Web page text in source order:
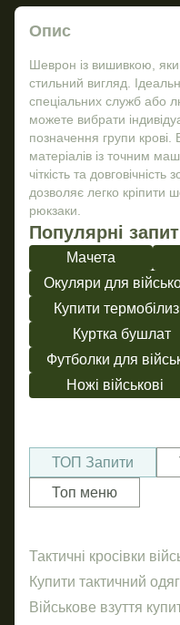
Опис
Шеврон із вишивкою,
стильний вигляд.
спеціальних служб або
можете вибрати
позначення групи крові.
матеріалів із точним
чіткість та
дозволяє легко кріпити
рюкзаки.
Популярні
Мачета
Окуляри для
Купити
Куртка бушлат
Футболки для
Ножі військові
ТОП Запити
Топ меню
Тактичні кросівки
Купити тактичний одяг
Військове взуття